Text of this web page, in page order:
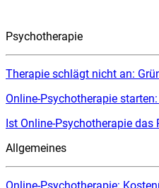
Psychotherapie
Therapie schlägt nicht an:
Online-Psychotherapie
Ist Online-Psychotherapie das
Allgemeines